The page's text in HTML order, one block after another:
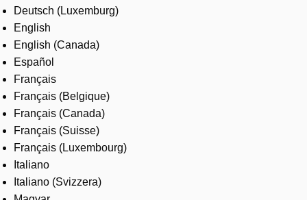
Contact us
Careers
Deutsch (Luxemburg)
English
English (Canada)
Español
Français
Français (Belgique)
Français (Canada)
Français (Suisse)
Français (Luxembourg)
Italiano
Italiano (Svizzera)